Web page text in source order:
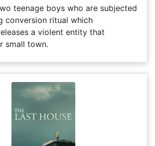
teenage boys who are subjected
conversion ritual which
a violent entity that
small town.